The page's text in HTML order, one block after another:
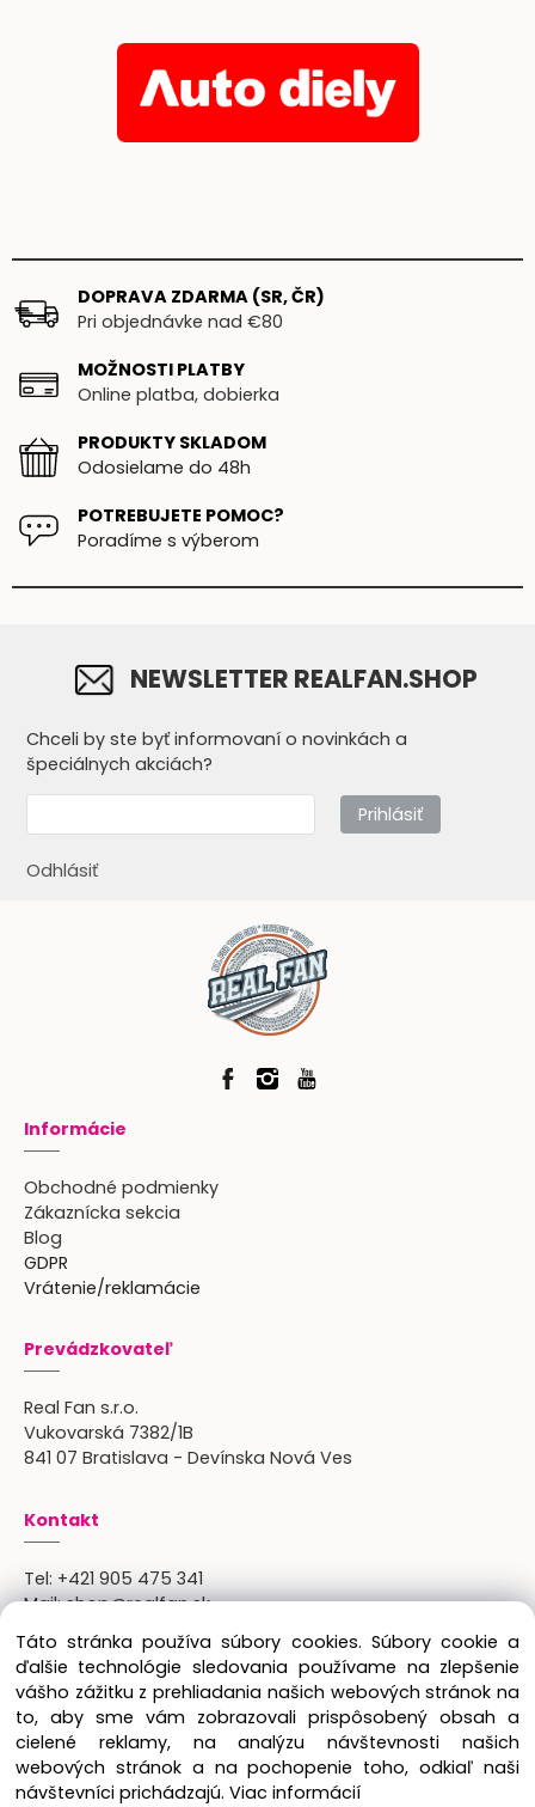
DOPRAVA ZDARMA (SR, ČR)
Pri objednávke nad €80
MOŽNOSTI PLATBY
Online platba, dobierka
PRODUKTY SKLADOM
Odosielame do 48h
POTREBUJETE POMOC?
Poradíme s výberom
NEWSLETTER REALFAN.SHOP
Chceli by ste byť informovaní o novinkách a
špeciálnych akciách?
Prihlásiť
Odhlásiť
Informácie
Obchodné podmienky
Zákaznícka sekcia
Blog
GDPR
Vrátenie/reklamácie
Prevádzkovateľ
Real Fan s.r.o.
Vukovarská 7382/1B
841 07 Bratislava - Devínska Nová Ves
Kontakt
Tel: +421 905 475 341
Mail:shop@realfan.sk
Zákaznícka linka: 9:00-18:00
Osobný odber: po predchádajúcom dohovore
Copyright © 2024 Real Fan s.r.o., všetky práva
vyhradené.
Táto stránka používa súbory cookies. Súbory cookie a
ďalšie technológie sledovania používame na zlepšenie
vášho zážitku z prehliadania našich webových stránok na
to, aby sme vám zobrazovali prispôsobený obsah a
cielené reklamy, na analýzu návštevnosti našich
webových stránok a na pochopenie toho, odkiaľ naši
návštevníci prichádzajú. Viac informácií